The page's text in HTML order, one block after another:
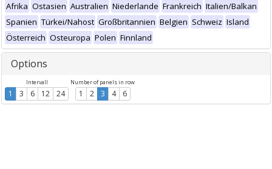
Afrika Ostasien Australien Niederlande Frankreich Italien/Balkan
Spanien Türkei/Nahost Großbritannien Belgien Schweiz Island
Österreich Osteuropa Polen Finnland
Options
Intervall
1 3 6 12 24
Number of panels in row
1 2 3 4 6